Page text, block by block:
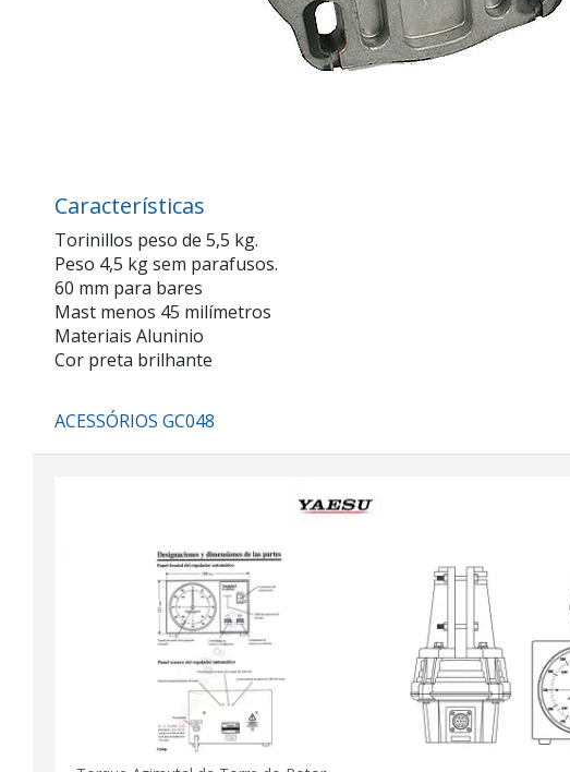
Características
Torinillos peso de 5,5 kg.
Peso 4,5 kg sem parafusos.
60 mm para bares
Mast menos 45 milímetros
Materiais Aluninio
Cor preta brilhante
ACESSÓRIOS GC048